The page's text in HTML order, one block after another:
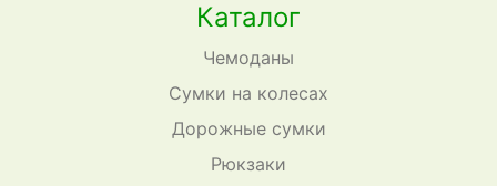
Каталог
Чемоданы
Сумки на колесах
Дорожные сумки
Рюкзаки